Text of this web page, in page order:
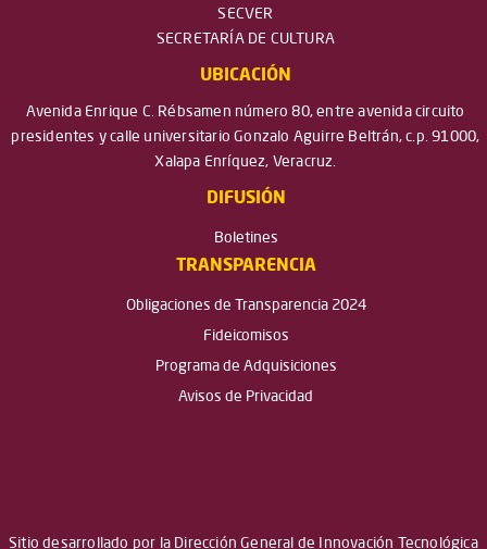
SECVER
SECRETARÍA DE CULTURA
UBICACIÓN
Avenida Enrique C. Rébsamen número 80, entre avenida circuito
presidentes y calle universitario Gonzalo Aguirre Beltrán, c.p. 91000,
Xalapa Enríquez, Veracruz.
DIFUSIÓN
Boletines
TRANSPARENCIA
Obligaciones de Transparencia 2024
Fideicomisos
Programa de Adquisiciones
Avisos de Privacidad
Sitio desarrollado por la Dirección General de Innovación Tecnológica